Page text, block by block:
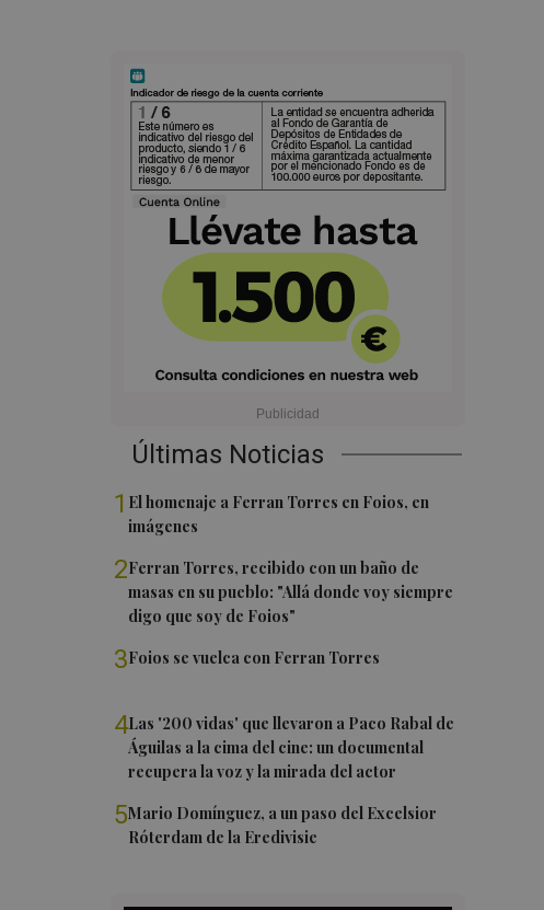
Últimas Noticias
1 El homenaje a Ferran Torres en Foios, en
imágenes
2Ferran Torres, recibido con un baño de
masas en su pueblo: "Allá donde voy siempre
digo que soy de Foios"
3Foios se vuelca con Ferran Torres
4Las '200 vidas' que llevaron a Paco Rabal de
Águilas a la cima del cine: un documental
recupera la voz y la mirada del actor
5Mario Domínguez, a un paso del Excelsior
Róterdam de la Eredivisie